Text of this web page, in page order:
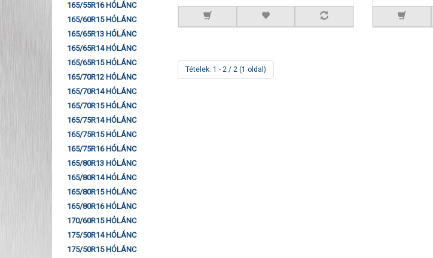
165/55R16 HÓLÁNC
165/60R15 HÓLÁNC
165/65R13 HÓLÁNC
165/65R14 HÓLÁNC
165/65R15 HÓLÁNC
165/70R12 HÓLÁNC
165/70R14 HÓLÁNC
165/70R15 HÓLÁNC
165/75R14 HÓLÁNC
165/75R15 HÓLÁNC
165/75R16 HÓLÁNC
165/80R13 HÓLÁNC
165/80R14 HÓLÁNC
165/80R15 HÓLÁNC
165/80R16 HÓLÁNC
170/60R15 HÓLÁNC
175/50R14 HÓLÁNC
175/50R15 HÓLÁNC
Tételek: 1 - 2 / 2 (1 oldal)